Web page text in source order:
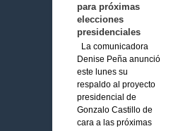
para próximas
elecciones
presidenciales
La comunicadora
Denise Peña anunció
este lunes su
respaldo al proyecto
presidencial de
Gonzalo Castillo de
cara a las próximas